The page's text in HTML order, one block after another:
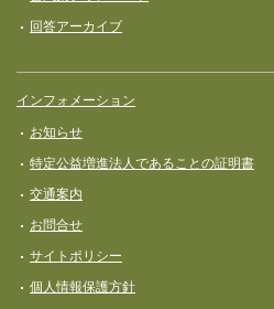
回答アーカイブ
インフォメーション
お知らせ
特定公益増進法人であることの証明書
交通案内
お問合せ
サイトポリシー
個人情報保護方針